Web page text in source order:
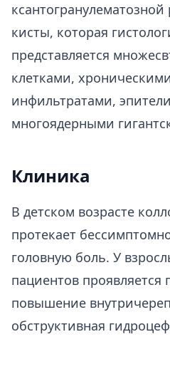
кисты, которая
представляется
клетками,
инфильтратами,
многоядерными
Клиника
В детском возрасте
протекает
головную боль. У
пациентов проявляется
повышение
обструктивная